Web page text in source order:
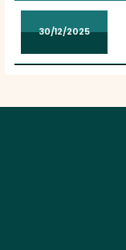
30/12/2025